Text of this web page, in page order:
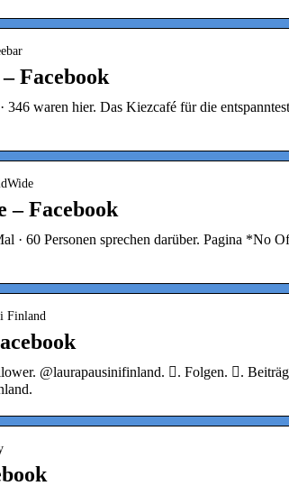
Facebook
waren hier. Das Kiezcafé für die
– Facebook
· 60 Personen sprechen darüber. Pagina *No
Finland
@laurapausinifinland. 󱙶. Folgen. 󰟝.